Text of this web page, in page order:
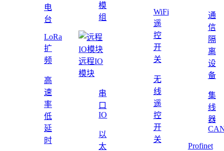
电
台
LoRa
扩
频
高
速
率
低
延
时
模
组
远程IO
模块
串
口
IO
以
太
WiFi
遥
控
开
关
无
线
遥
控
开
关
通
信
隔
离
设
备
集
线
器
Profinet